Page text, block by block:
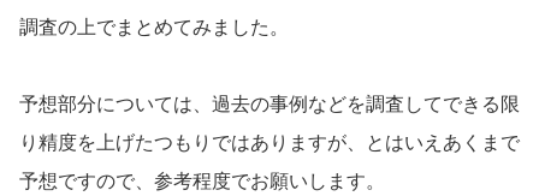
調査の上でまとめてみました。
予想部分については、過去の事例などを調査してできる限
り精度を上げたつもりではありますが、とはいえあくまで
予想ですので、参考程度でお願いします。